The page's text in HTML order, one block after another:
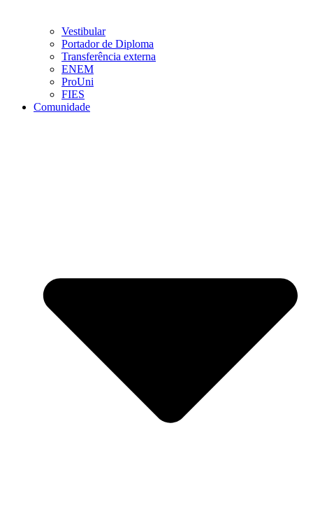
Vestibular
Portador de Diploma
Transferência externa
ENEM
ProUni
FIES
Comunidade